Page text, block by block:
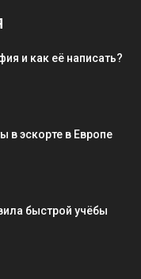
и как её написать?
в эскорте в Европе
быстрой учёбы